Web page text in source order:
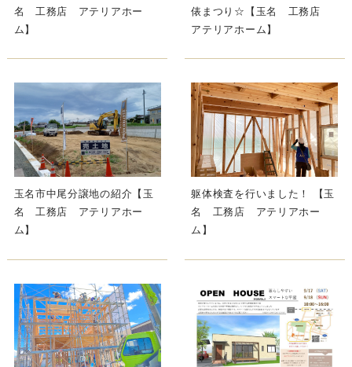
名 工務店 アテリアホー
ム】
俵まつり☆【玉名 工務店
アテリアホーム】
玉名市中尾分譲地の紹介【玉
名 工務店 アテリアホー
ム】
躯体検査を行いました！ 【玉
名 工務店 アテリアホー
ム】